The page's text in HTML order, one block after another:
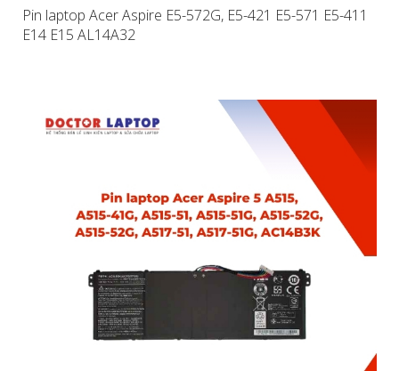
Pin laptop Acer Aspire E5-572G, E5-421 E5-571 E5-411
E14 E15 AL14A32